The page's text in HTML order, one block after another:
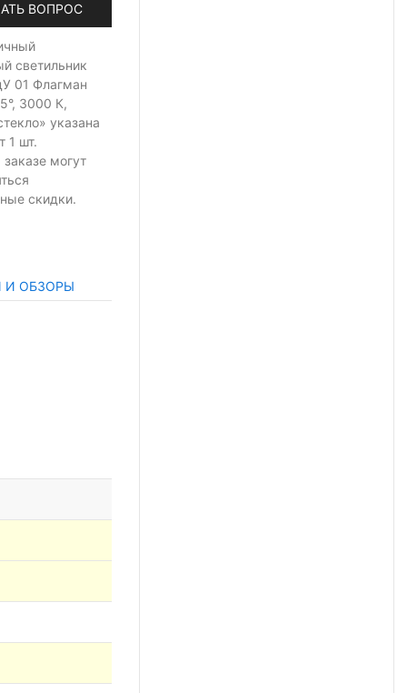
ВОПРОС
светильник
01 Флагман
3000 К,
указана
1 шт.
могут
скидки.
И ОБЗОРЫ